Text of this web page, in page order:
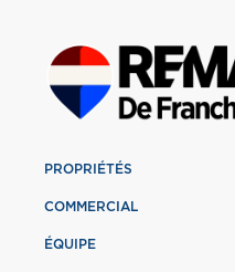
PROPRIÉTÉS
COMMERCIAL
ÉQUIPE